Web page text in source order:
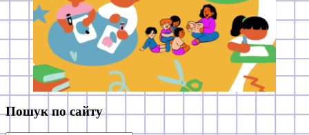
Пошук по сайту